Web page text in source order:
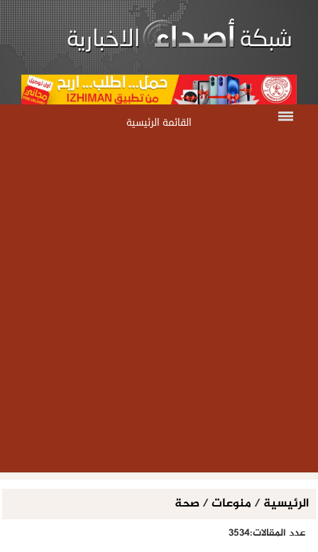
القائمة الرئيسية
الرئيسية/ منوعات/صحة
عدد المقالات:3534